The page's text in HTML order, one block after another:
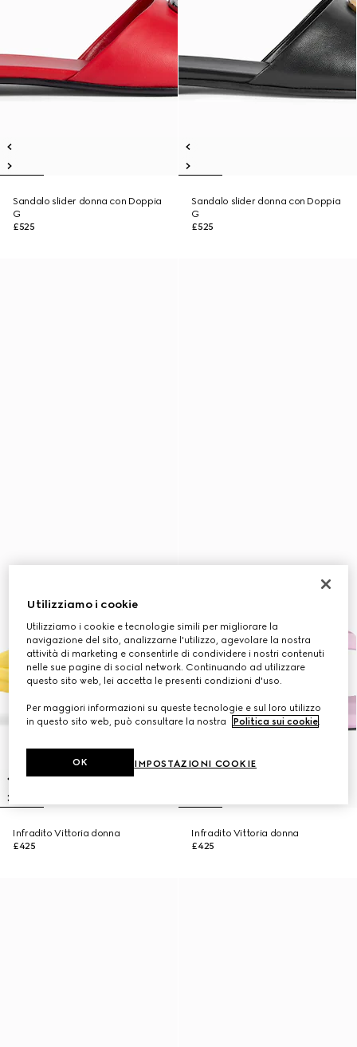
Sandalo slider donna con Doppia
G
£525
Sandalo slider donna con Doppia
G
£525
Infradito Vittoria donna
£425
Infradito Vittoria donna
£425
Utilizziamo i cookie
Utilizziamo i cookie e tecnologie simili per migliorare la
navigazione del sito, analizzarne l'utilizzo, agevolare la nostra
attività di marketing e consentirle di condividere i nostri contenuti
nelle sue pagine di social network. Continuando ad utilizzare
questo sito web, lei accetta le presenti condizioni d'uso.
Per maggiori informazioni su queste tecnologie e sul loro utilizzo
in questo sito web, può consultare la nostra
Politica sui cookie.
IMPOSTAZIONI COOKIE
OK